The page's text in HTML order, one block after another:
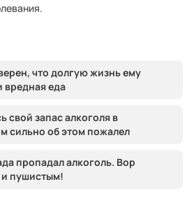
что долгую жизнь ему
вредная еда
свой запас алкоголя в
сильно об этом пожалел
пропадал алкоголь. Вор
и пушистым!